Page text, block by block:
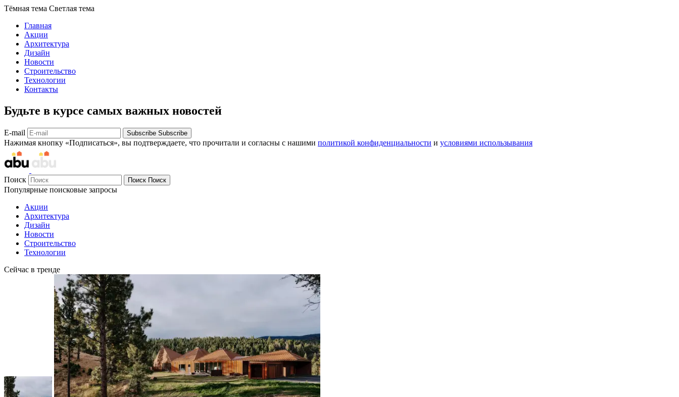
Тёмная тема Светлая тема
Главная
Акции
Архитектура
Дизайн
Новости
Строительство
Технологии
Контакты
Будьте в курсе самых важных новостей
E-mail Subscribe Subscribe
Нажимая кнопку «Подписаться», вы подтверждаете, что прочитали и согласны с нашими политикой конфиденциальности и условиями использывания
Поиск Поиск Поиск
Популярные поисковые запросы
Акции
Архитектура
Дизайн
Новости
Строительство
Технологии
Сейчас в тренде